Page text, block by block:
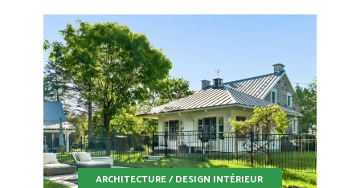
ARCHITECTURE / DESIGN INTÉRIEUR